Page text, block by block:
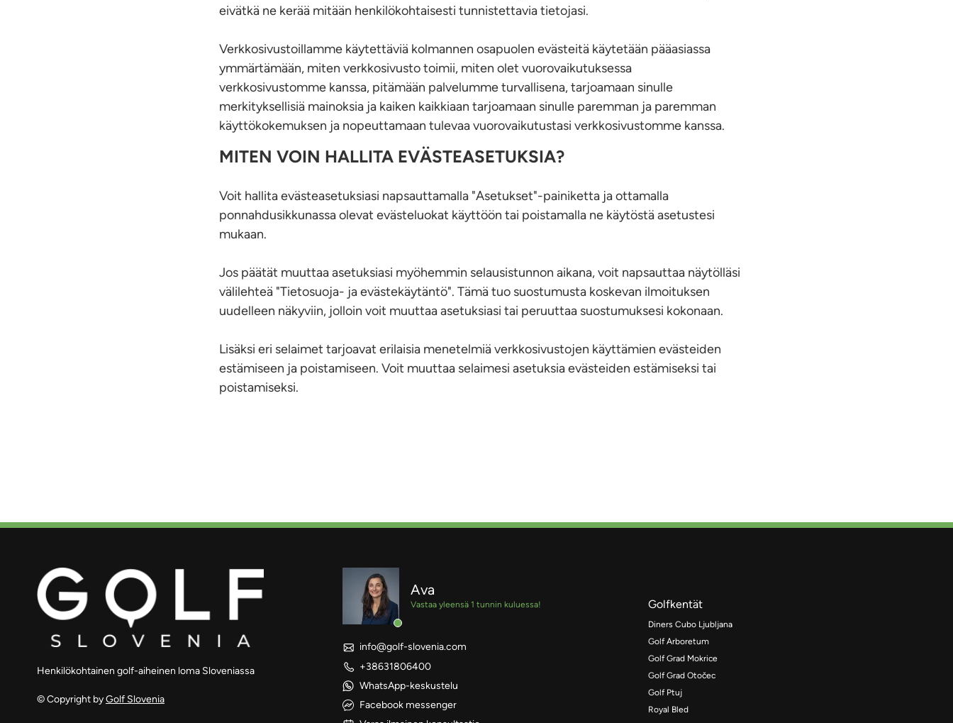
eivätkä ne kerää mitään henkilökohtaisesti tunnistettavia tietojasi.
Verkkosivustoillamme käytettäviä kolmannen osapuolen evästeitä käytetään pääasiassa
ymmärtämään, miten verkkosivusto toimii, miten olet vuorovaikutuksessa
verkkosivustomme kanssa, pitämään palvelumme turvallisena, tarjoamaan sinulle
merkityksellisiä mainoksia ja kaiken kaikkiaan tarjoamaan sinulle paremman ja paremman
käyttökokemuksen ja nopeuttamaan tulevaa vuorovaikutustasi verkkosivustomme kanssa.
MITEN VOIN HALLITA EVÄSTEASETUKSIA?
Voit hallita evästeasetuksiasi napsauttamalla "Asetukset"-painiketta ja ottamalla
ponnahdusikkunassa olevat evästeluokat käyttöön tai poistamalla ne käytöstä asetustesi
mukaan.
Jos päätät muuttaa asetuksiasi myöhemmin selausistunnon aikana, voit napsauttaa näytölläsi
välilehteä "Tietosuoja- ja evästekäytäntö". Tämä tuo suostumusta koskevan ilmoituksen
uudelleen näkyviin, jolloin voit muuttaa asetuksiasi tai peruuttaa suostumuksesi kokonaan.
Lisäksi eri selaimet tarjoavat erilaisia menetelmiä verkkosivustojen käyttämien evästeiden
estämiseen ja poistamiseen. Voit muuttaa selaimesi asetuksia evästeiden estämiseksi tai
poistamiseksi.
Henkilökohtainen golf-aiheinen loma Sloveniassa
© Copyright byGolf Slovenia
Ava
Vastaa yleensä 1 tunnin kuluessa!
info@golf-slovenia.com
+38631806400
WhatsApp-keskustelu
Facebook messenger
Golfkentät
Diners Cubo Ljubljana
Golf Arboretum
Golf Grad Mokrice
Golf Grad Otočec
Golf Ptuj
Royal Bled